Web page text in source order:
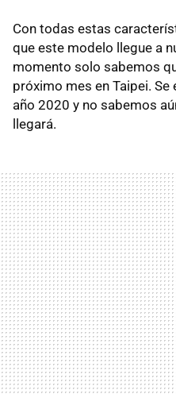
Con todas estas
que este modelo llegue a
momento solo sabemos
próximo mes en Taipei. Se
año 2020 y no sabemos
llegará.